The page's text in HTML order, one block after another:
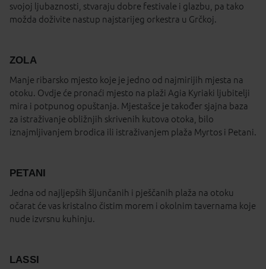
svojoj ljubaznosti, stvaraju dobre festivale i glazbu, pa tako
možda doživite nastup najstarijeg orkestra u Grčkoj.
ZOLA
Manje ribarsko mjesto koje je jedno od najmirijih mjesta na
otoku. Ovdje će pronaći mjesto na plaži Agia Kyriaki ljubitelji
mira i potpunog opuštanja. Mjestašce je također sjajna baza
za istraživanje obližnjih skrivenih kutova otoka, bilo
iznajmljivanjem brodica ili istraživanjem plaža Myrtos i Petani.
PETANI
Jedna od najljepših šljunčanih i pješčanih plaža na otoku
očarat će vas kristalno čistim morem i okolnim tavernama koje
nude izvrsnu kuhinju.
LASSI